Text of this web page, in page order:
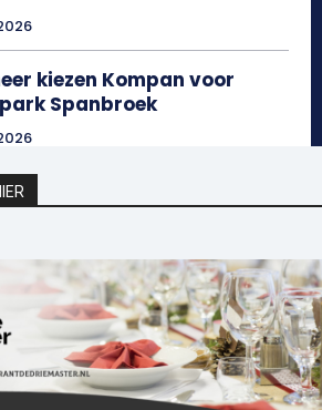
kiezen Kompan voor
Spanbroek